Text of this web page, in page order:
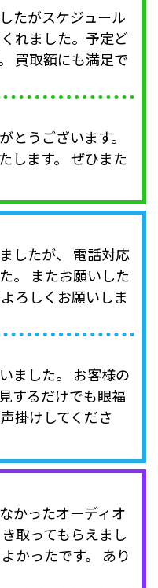
たがスケジュール
れました。予定ど
買取額にも満足で
とうございます。
します。 ぜひまた
したが、 電話対応
。 またお願いした
ろしくお願いしま
ました。 お客様の
するだけでも眼福
掛けしてくださ
かったオーディオ
取ってもらえまし
かったです。 あり